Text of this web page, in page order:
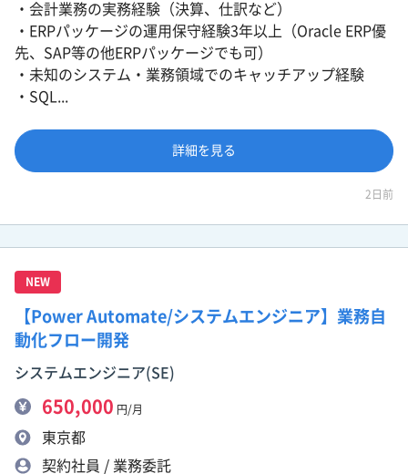
・会計業務の実務経験（決算、仕訳など）
・ERPパッケージの運用保守経験3年以上（Oracle ERP優
先、SAP等の他ERPパッケージでも可）
・未知のシステム・業務領域でのキャッチアップ経験
・SQL...
詳細を見る
2日前
NEW
【Power Automate/システムエンジニア】業務自
動化フロー開発
システムエンジニア(SE)
650,000 円/月
東京都
契約社員 / 業務委託